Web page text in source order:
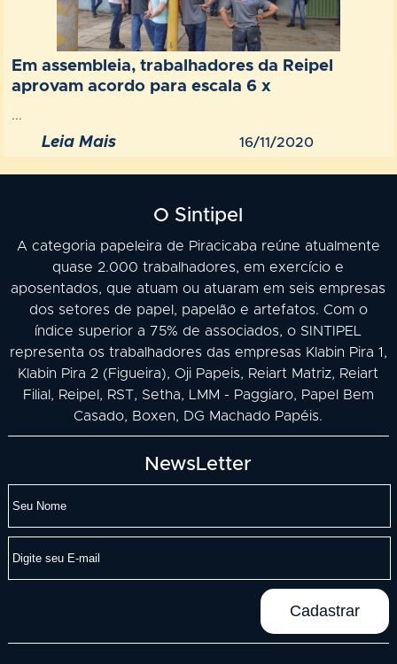
Em assembleia, trabalhadores da Reipel
aprovam acordo para escala 6 x
...
Leia Mais 16/11/2020
O Sintipel
A categoria papeleira de Piracicaba reúne atualmente
quase 2.000 trabalhadores, em exercício e
aposentados, que atuam ou atuaram em seis empresas
dos setores de papel, papelão e artefatos. Com o
índice superior a 75% de associados, o SINTIPEL
representa os trabalhadores das empresas Klabin Pira 1,
Klabin Pira 2 (Figueira), Oji Papeis, Reiart Matriz, Reiart
Filial, Reipel, RST, Setha, LMM - Paggiaro, Papel Bem
Casado, Boxen, DG Machado Papéis.
NewsLetter